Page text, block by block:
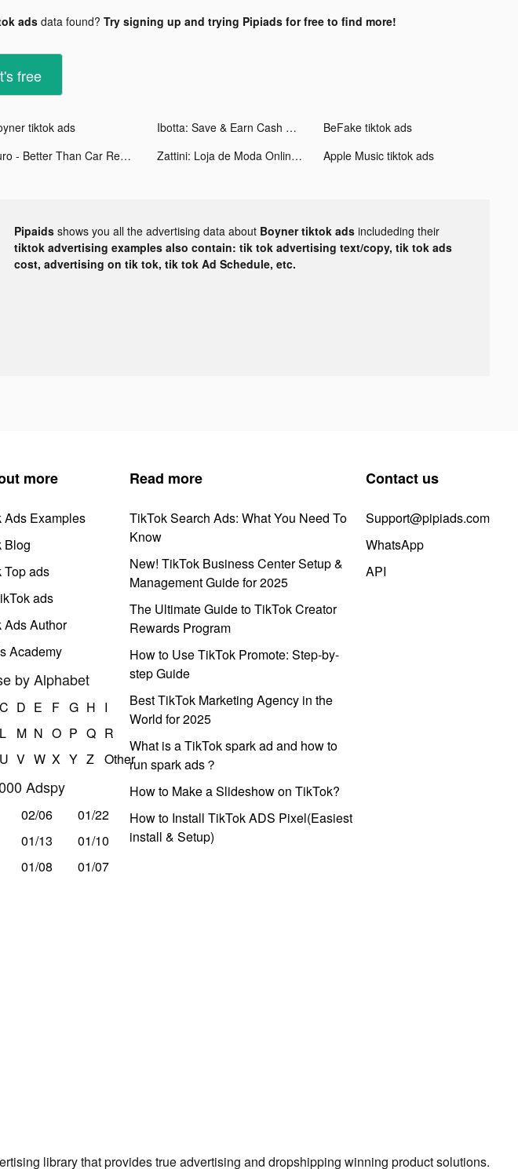
adsdata found? Try signing up and trying Pipiads for free to find more!
free
tiktok ads Ibotta: Save & Earn Cash Back tiktok ads
BeFake tiktok ads
Turo - Better Than Car Rental tiktok ads Zattini: Loja de Moda Online tiktok ads Apple Music tiktok ads
Pipaids shows you all the advertising data about Boyner tiktok ads includeding their
tiktok advertising examples also contain: tik tok advertising text/copy, tik tok ads
cost, advertising on tik tok, tik tok Ad Schedule, etc.
more
Ads Examples
Blog
Top ads
ads
Ads Author
Academy
by Alphabet
C D E F G H I
L M N O P Q R
U V W X Y Z Other
Adspy
02/06
01/22
01/13
01/10
01/08 01/07
Read more
TikTok Search Ads: What You Need To
Know
New! TikTok Business Center Setup &
Management Guide for 2025
The Ultimate Guide to TikTok Creator
Rewards Program
How to Use TikTok Promote: Step-by-
step Guide
Best TikTok Marketing Agency in the
World for 2025
What is a TikTok spark ad and how to
run spark ads？
How to Make a Slideshow on TikTok?
How to Install TikTok ADS Pixel(Easiest
install & Setup)
Contact us
Support@pipiads.com
WhatsApp
API
library that provides true advertising and dropshipping winning product solutions.